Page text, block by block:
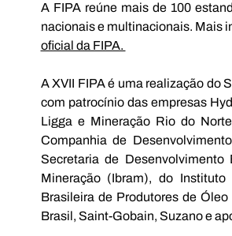
A FIPA reúne mais de 100
nacionais e multinacionais. Mais
oficial da FIPA.
A XVII FIPA é uma realização do
com patrocínio das empresas
Ligga e Mineração Rio do
Companhia de
Secretaria de
Mineração (Ibram), do
Brasileira de Produtores de
Brasil, Saint-Gobain, Suzano e